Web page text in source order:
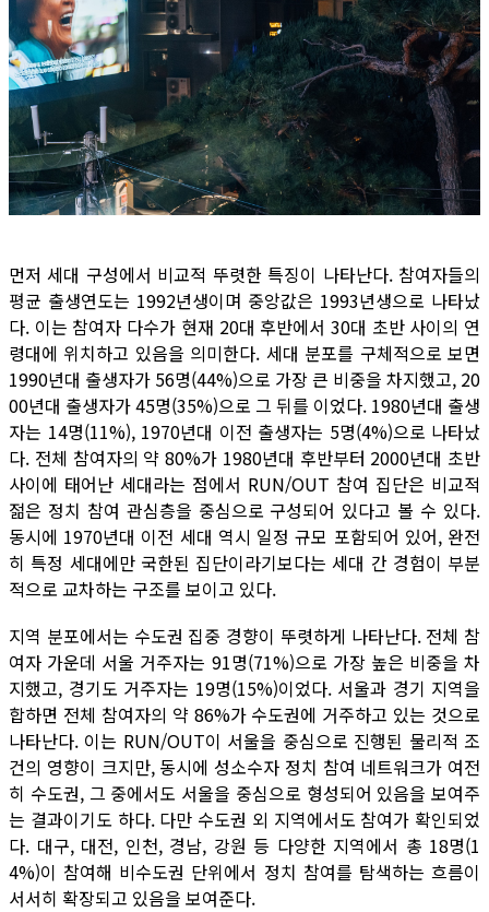
먼저 세대 구성에서 비교적 뚜렷한 특징이 나타난다. 참여자들의
평균 출생연도는 1992년생이며 중앙값은 1993년생으로 나타났
다. 이는 참여자 다수가 현재 20대 후반에서 30대 초반 사이의 연
령대에 위치하고 있음을 의미한다. 세대 분포를 구체적으로 보면
1990년대 출생자가 56명(44%)으로 가장 큰 비중을 차지했고, 20
00년대 출생자가 45명(35%)으로 그 뒤를 이었다. 1980년대 출생
자는 14명(11%), 1970년대 이전 출생자는 5명(4%)으로 나타났
다. 전체 참여자의 약 80%가 1980년대 후반부터 2000년대 초반
사이에 태어난 세대라는 점에서 RUN/OUT 참여 집단은 비교적
젊은 정치 참여 관심층을 중심으로 구성되어 있다고 볼 수 있다.
동시에 1970년대 이전 세대 역시 일정 규모 포함되어 있어, 완전
히 특정 세대에만 국한된 집단이라기보다는 세대 간 경험이 부분
적으로 교차하는 구조를 보이고 있다.
지역 분포에서는 수도권 집중 경향이 뚜렷하게 나타난다. 전체 참
여자 가운데 서울 거주자는 91명(71%)으로 가장 높은 비중을 차
지했고, 경기도 거주자는 19명(15%)이었다. 서울과 경기 지역을
합하면 전체 참여자의 약 86%가 수도권에 거주하고 있는 것으로
나타난다. 이는 RUN/OUT이 서울을 중심으로 진행된 물리적 조
건의 영향이 크지만, 동시에 성소수자 정치 참여 네트워크가 여전
히 수도권, 그 중에서도 서울을 중심으로 형성되어 있음을 보여주
는 결과이기도 하다. 다만 수도권 외 지역에서도 참여가 확인되었
다. 대구, 대전, 인천, 경남, 강원 등 다양한 지역에서 총 18명(1
4%)이 참여해 비수도권 단위에서 정치 참여를 탐색하는 흐름이
서서히 확장되고 있음을 보여준다.